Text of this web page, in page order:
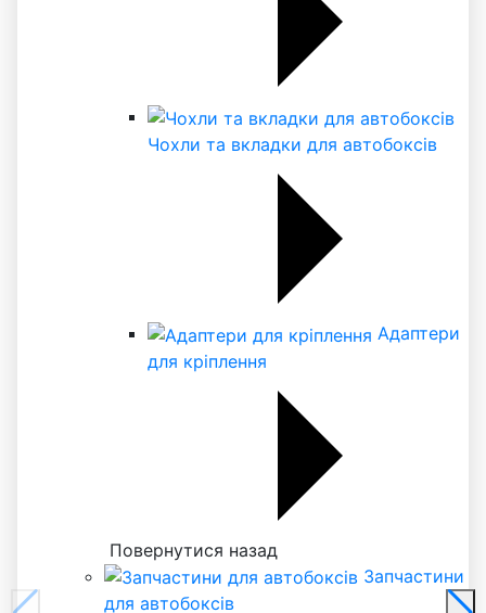
Чохли та вкладки для автобоксів
Адаптери
для кріплення
Повернутися назад
Запчастини
для автобоксів